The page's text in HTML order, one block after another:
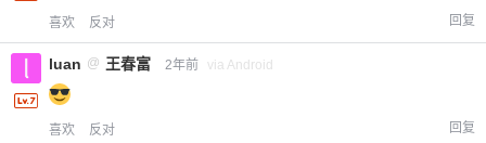
喜欢 反对 回复
luan @ 王春富 2年前 via Android
喜欢 反对 回复